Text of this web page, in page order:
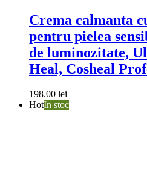
Crema calmanta
pentru pielea
de luminozitate,
Heal, Cosheal
198.00 lei
HotIn stoc